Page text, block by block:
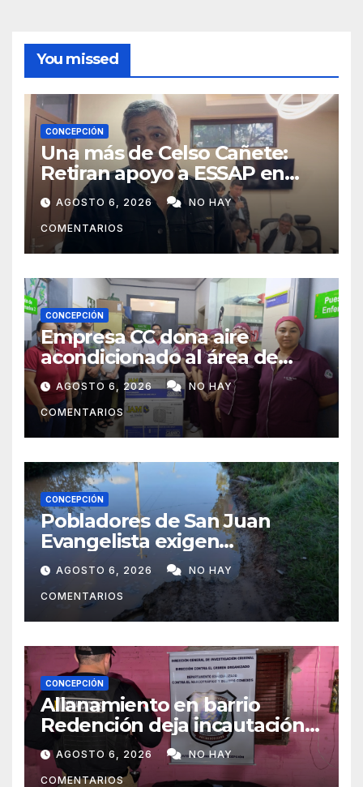
You missed
CONCEPCIÓN
Una más de Celso Cañete:
Retiran apoyo a ESSAP en
Concepción
AGOSTO 6, 2026 NO HAY
COMENTARIOS
CONCEPCIÓN
Empresa CC dona aire
acondicionado al área de
maternidad del IPS de
Concepción
AGOSTO 6, 2026 NO HAY
COMENTARIOS
CONCEPCIÓN
Pobladores de San Juan
Evangelista exigen
reparación urgente de
caminos vecinales
AGOSTO 6, 2026 NO HAY
COMENTARIOS
CONCEPCIÓN
Allanamiento en barrio
Redención deja incautación
de presunta cocaína tipo
crack en Concepción
AGOSTO 6, 2026 NO HAY
COMENTARIOS